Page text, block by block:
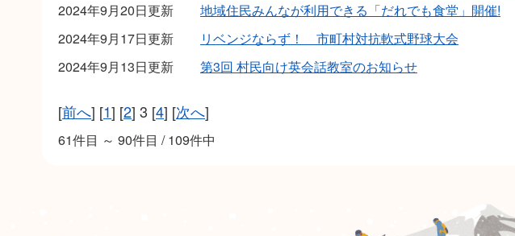
2024年9月20日更新
地域住民みんなが利用できる「だれでも食堂」開催!
2024年9月17日更新
リベンジならず！ 市町村対抗軟式野球大会
2024年9月13日更新
第3回 村民向け英会話教室のお知らせ
[前へ] [1] [2] 3 [4] [次へ]
61件目 ～ 90件目 / 109件中